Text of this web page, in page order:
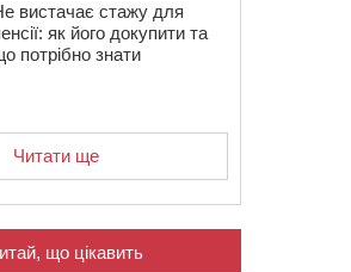
вистачає стажу для
як його докупити та
потрібно знати
Читати ще
що цікавить